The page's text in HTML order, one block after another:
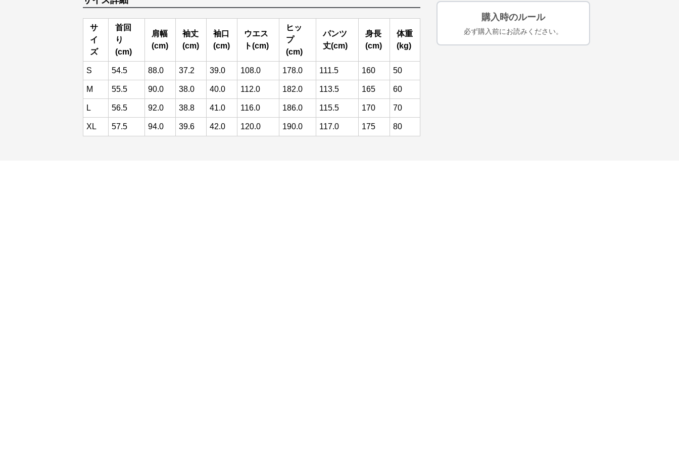
サ
イ
ズ
首回
り
(cm)
肩幅
(cm)
袖丈
(cm)
袖口
(cm)
ウエス
ト(cm)
ヒッ
プ
(cm)
パンツ
丈(cm)
身長
(cm)
体重
(kg)
S 54.5 88.0 37.2 39.0 108.0 178.0 111.5 160 50
M 55.5 90.0 38.0 40.0 112.0 182.0 113.5 165 60
L 56.5 92.0 38.8 41.0 116.0 186.0 115.5 170 70
XL 57.5 94.0 39.6 42.0 120.0 190.0 117.0 175 80
購入時のルール
必ず購入前にお読みください。